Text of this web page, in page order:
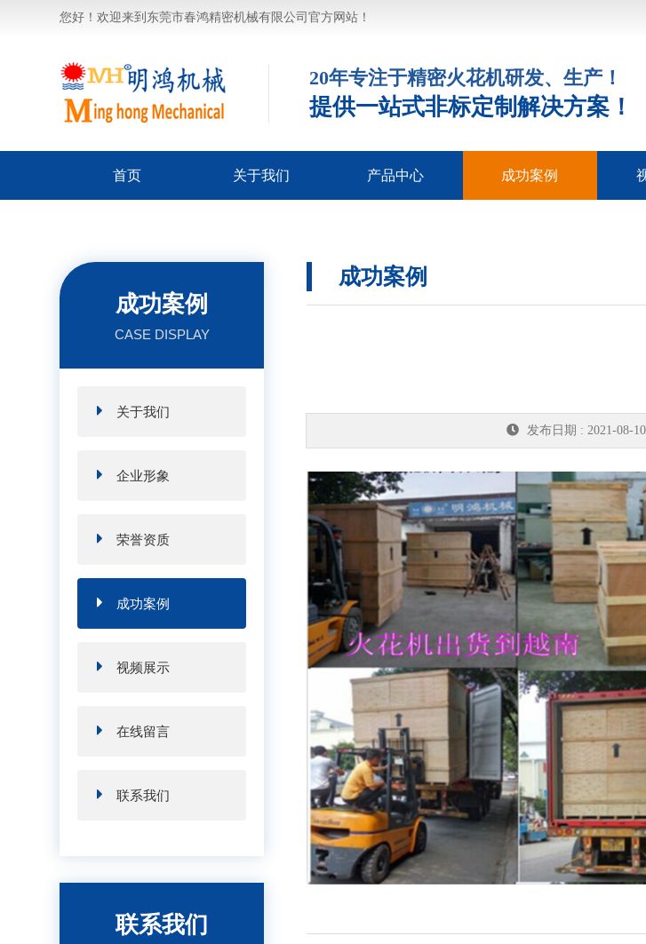
您好！欢迎来到东莞市春鸿精密机械有限公司官方网站！
20年专注于精密火花机研发、生产！
提供一站式非标定制解决方案！
首页 关于我们 产品中心 成功案例
成功案例
CASE DISPLAY
关于我们
企业形象
荣誉资质
成功案例
视频展示
在线留言
联系我们
联系我们
成功案例
发布日期 : 2021-08-10